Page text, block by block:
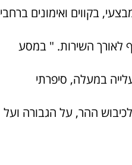
בקווים ואימונים ברחבי
לאורך השירות. " במסע
במעלה, סיפרתי
ההר, על הגבורה ועל